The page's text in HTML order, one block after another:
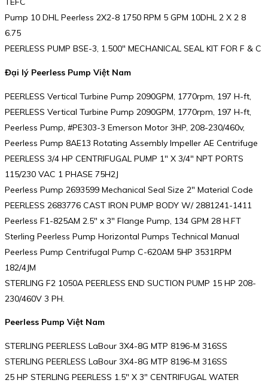
Pump 10 DHL Peerless 2X2-8 1750 RPM 5 GPM 10DHL 2 X 2 8
6.75
PEERLESS PUMP BSE-3, 1.500″ MECHANICAL SEAL KIT FOR F & C
Đại lý Peerless Pump Việt Nam
PEERLESS Vertical Turbine Pump 2090GPM, 1770rpm, 197 H-ft,
PEERLESS Vertical Turbine Pump 2090GPM, 1770rpm, 197 H-ft,
Peerless Pump, #PE303-3 Emerson Motor 3HP, 208-230/460v,
Peerless Pump 8AE13 Rotating Assembly Impeller AE Centrifuge
PEERLESS 3/4 HP CENTRIFUGAL PUMP 1″ X 3/4″ NPT PORTS
115/230 VAC 1 PHASE 75H2J
Peerless Pump 2693599 Mechanical Seal Size 2″ Material Code
PEERLESS 2683776 CAST IRON PUMP BODY W/ 2881241-1411
Peerless F1-825AM 2.5″ x 3″ Flange Pump, 134 GPM 28 H.FT
Sterling Peerless Pump Horizontal Pumps Technical Manual
Peerless Pump Centrifugal Pump C-620AM 5HP 3531RPM
182/4JM
STERLING F2 1050A PEERLESS END SUCTION PUMP 15 HP 208-
230/460V 3 PH.
Peerless Pump Việt Nam
STERLING PEERLESS LaBour 3X4-8G MTP 8196-M 316SS
STERLING PEERLESS LaBour 3X4-8G MTP 8196-M 316SS
25 HP STERLING PEERLESS 1.5″ X 3″ CENTRIFUGAL WATER